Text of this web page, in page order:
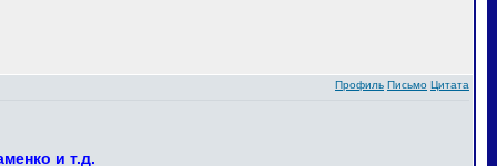
Профиль Письмо Цитата
и т.д.